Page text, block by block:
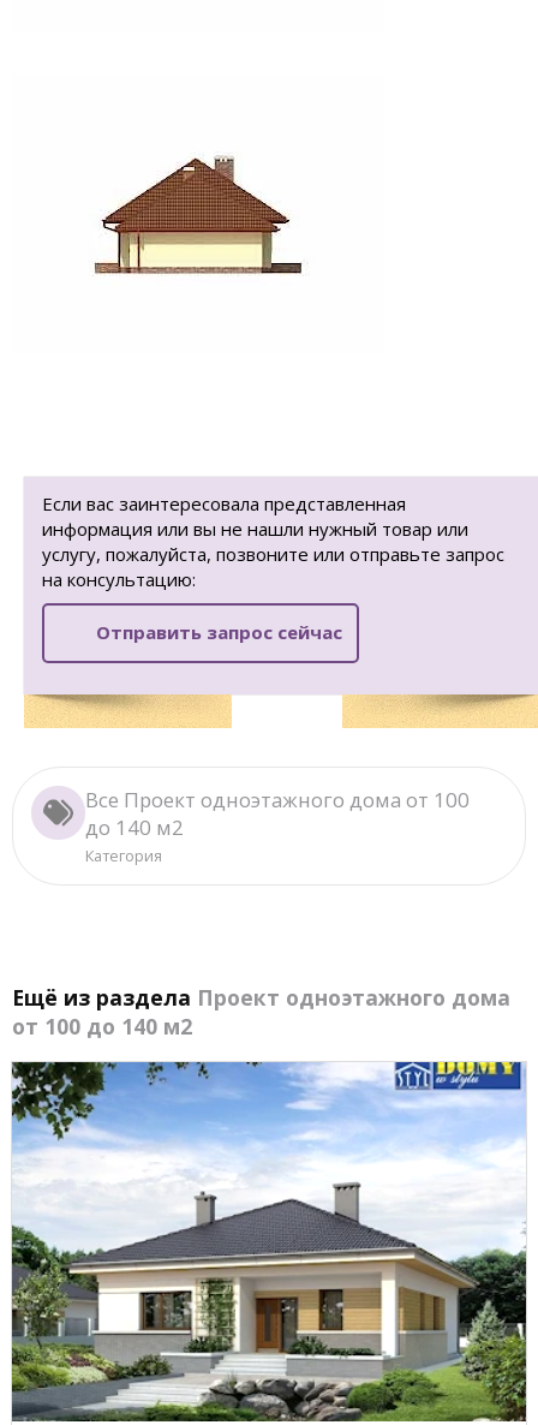
Если вас заинтересовала представленная
информация или вы не нашли нужный товар или
услугу, пожалуйста, позвоните или отправьте запрос
на консультацию:
Отправить запрос сейчас
Все Проект одноэтажного дома от 100
до 140 м2
Категория
Ещё из раздела Проект одноэтажного дома
от 100 до 140 м2